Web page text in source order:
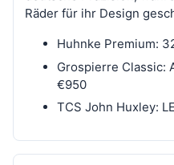
Räder für ihr Design
Huhnke Premium:
Grospierre Classic:
€950
TCS John Huxley: